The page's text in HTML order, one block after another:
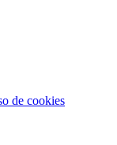
de cookies